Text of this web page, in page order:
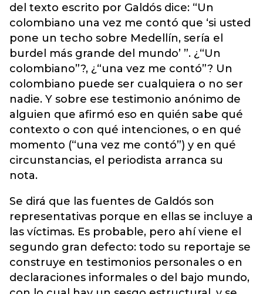
del texto escrito por Galdós dice: “Un
colombiano una vez me contó que ‘si usted
pone un techo sobre Medellín, sería el
burdel más grande del mundo’ ”. ¿“Un
colombiano”?, ¿“una vez me contó”? Un
colombiano puede ser cualquiera o no ser
nadie. Y sobre ese testimonio anónimo de
alguien que afirmó eso en quién sabe qué
contexto o con qué intenciones, o en qué
momento (“una vez me contó”) y en qué
circunstancias, el periodista arranca su
nota.
Se dirá que las fuentes de Galdós son
representativas porque en ellas se incluye a
las víctimas. Es probable, pero ahí viene el
segundo gran defecto: todo su reportaje se
construye en testimonios personales o en
declaraciones informales o del bajo mundo,